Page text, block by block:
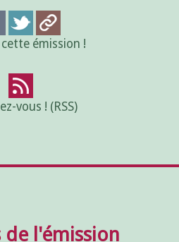
émission !
vous ! (RSS)
de l'émission